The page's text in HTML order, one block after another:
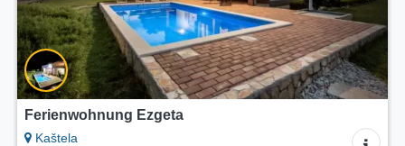
Ferienwohnung Ezgeta
Kaštela